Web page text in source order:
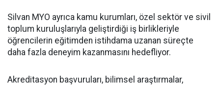
Silvan MYO ayrıca kamu kurumları, özel sektör ve sivil
toplum kuruluşlarıyla geliştirdiği iş birlikleriyle
öğrencilerin eğitimden istihdama uzanan süreçte
daha fazla deneyim kazanmasını hedefliyor.
Akreditasyon başvuruları, bilimsel araştırmalar,